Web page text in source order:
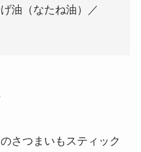
油（なたね油）／
さつまいもスティック